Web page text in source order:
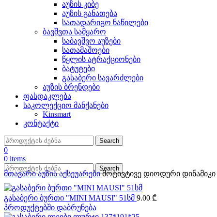
აუზის კიბე
აუზის განათება
სათადარიგო ნაწილები
ბავშვთა სამყარო
საბავშვო აუზები
სათამაშოები
წყლის ატრაქციონები
ბატუტები
გასაბერი სავარძლები
აუზის ბრენდები
ფასდაკლება
საკოლექციო მანქანები
Kinsmart
კონტაქტი
Search
0
0 items
Search
მთავარიაუზის აქსეუარებიმოტივტივე დიოდური დინამიკი
გასაბერი ბურთი "MINI MAUSI" 51სმ 9.00 ₾
პროდუქტებში დაბრუნება